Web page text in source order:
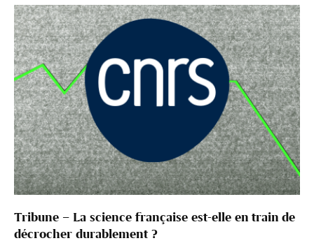
Jimmy, roboticien travaillant à Fuzzy Logic, une entreprise
qui développe des logiciels pour créer des robots automatisés,
pour souder dans les industries.
Tribune – La science française est-elle en train de
décrocher durablement ?